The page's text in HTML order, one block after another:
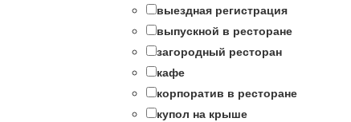
выездная регистрация
выпускной в ресторане
загородный ресторан
кафе
корпоратив в ресторане
купол на крыше